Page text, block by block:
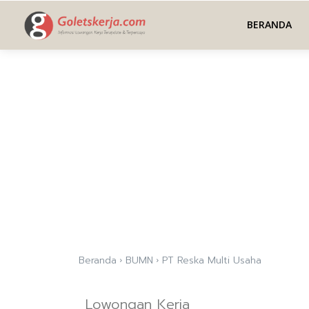
BERANDA
Beranda BUMN PT Reska Multi Usaha
Lowongan Kerja